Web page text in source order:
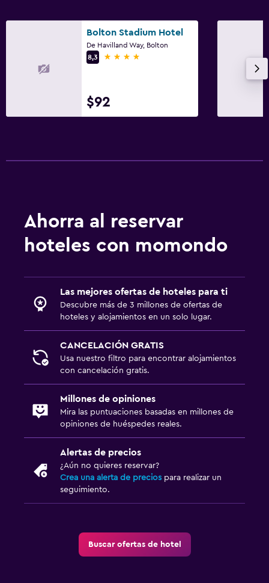
Zona de trabajo
Fax/fotocopiadora
Escritorio
Sistema de entretenimiento
TV
Bolton Stadium Hotel
De Havilland Way, Bolton
8,3
4 estrellas
$92
Ahorra al reservar
hoteles con momondo
Las mejores ofertas de hoteles para ti
Descubre más de 3 millones de ofertas de
hoteles y alojamientos en un solo lugar.
CANCELACIÓN GRATIS
Usa nuestro filtro para encontrar alojamientos
con cancelación gratis.
Millones de opiniones
Mira las puntuaciones basadas en millones de
opiniones de huéspedes reales.
Alertas de precios
¿Aún no quieres reservar?
Crea una alerta de precios para realizar un
seguimiento.
Buscar ofertas de hotel